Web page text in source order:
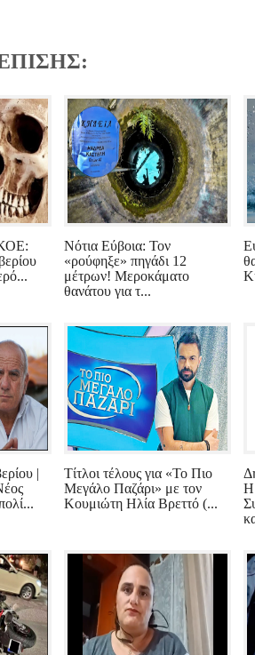
Νότια Εύβοια: Τον
«ρούφηξε» πηγάδι 12
μέτρων! Μεροκάματο
θανάτου για τ...
|
Τίτλοι τέλους για «Το Πιο
Μεγάλο Παζάρι» με τον
Κουμιώτη Ηλία Βρεττό (...
Η